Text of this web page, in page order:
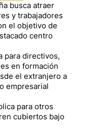
busca atraer
y trabajadores
el objetivo de
centro
para directivos,
en formación
el extranjero a
empresarial
para otros
cubiertos bajo